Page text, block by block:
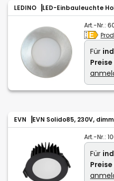
LEDINO LED-Einbauleuchte
Art.-Nr.:
Für
Preise
EVN EVN Solido85, 230V,
Art.-Nr.:
Für
Preise